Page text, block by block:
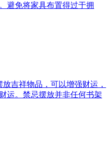
避免将家具布置得过于拥
吉祥物品，可以增强财运，
运。禁忌摆放并非任何书架